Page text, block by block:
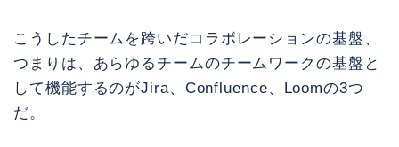
こうしたチームを跨いだコラボレーションの基盤、
つまりは、あらゆるチームのチームワークの基盤と
して機能するのがJira、Confluence、Loomの3つ
だ。